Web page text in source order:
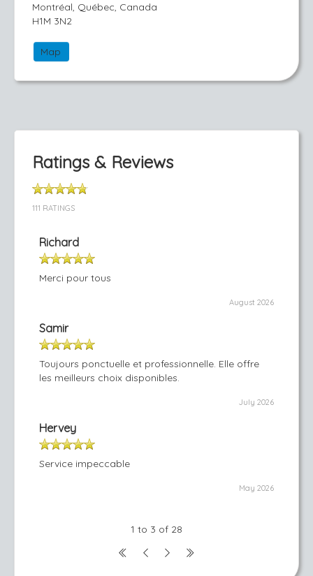
Montréal, Québec, Canada
H1M 3N2
Map
Ratings & Reviews
111 RATINGS
Richard
Merci pour tous
August 2026
Samir
Toujours ponctuelle et professionnelle. Elle offre
les meilleurs choix disponibles.
July 2026
Hervey
Service impeccable
May 2026
1 to 3 of 28